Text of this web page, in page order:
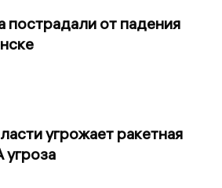
пострадали от падения
угрожает ракетная
угроза